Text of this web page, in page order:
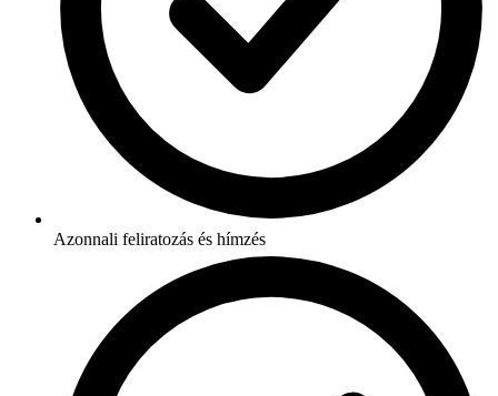
Azonnali feliratozás és hímzés